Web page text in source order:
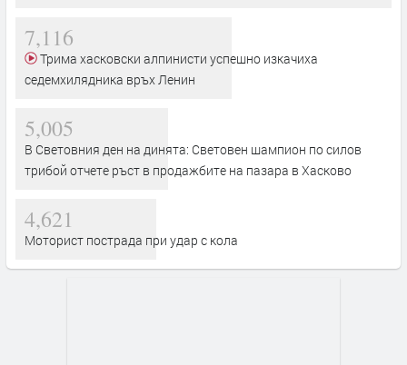
7,116
седемхилядника връх Ленин
5,005
В Световния ден на динята: Световен шампион по силов
трибой отчете ръст в продажбите на пазара в Хасково
4,621
Моторист пострада при удар с кола